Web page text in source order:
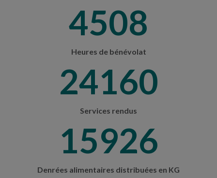
4766
Heures de bénévolat
25540
Services rendus
16836
Denrées alimentaires distribuées en KG